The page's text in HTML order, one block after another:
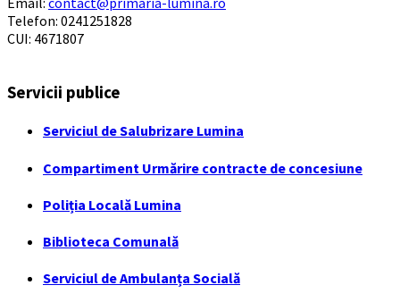
Telefon: 0241251828
CUI: 4671807
Servicii publice
Serviciul de Salubrizare Lumina
Compartiment Urmărire contracte de concesiune
Poliția Locală Lumina
Biblioteca Comunală
Serviciul de Ambulanța Socială